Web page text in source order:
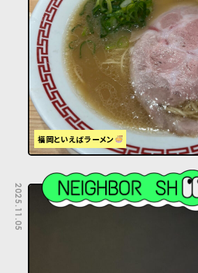
福岡といえばラーメン
2025.11.05